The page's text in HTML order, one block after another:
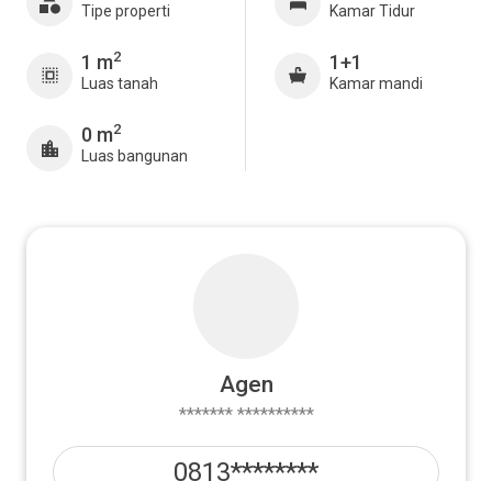
Tipe properti
1 m2
Luas tanah
0 m2
Luas bangunan
Kamar Tidur
1+1
Kamar mandi
Agen
******* **********
0813********